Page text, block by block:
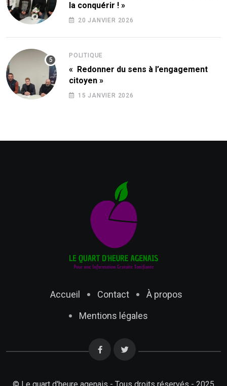
la conquérir ! »
20 JANVIER 2026
POLITIQUE
« Redonner du sens à l’engagement
citoyen »
15 JANVIER 2026
Accueil Contact
À propos
Mentions légales